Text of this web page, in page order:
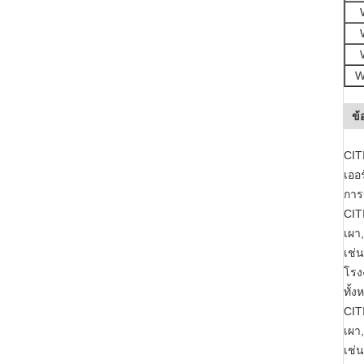
ข้
เอ
กา
เผ
เช่
โร
ทั้ง
เผ
เช่